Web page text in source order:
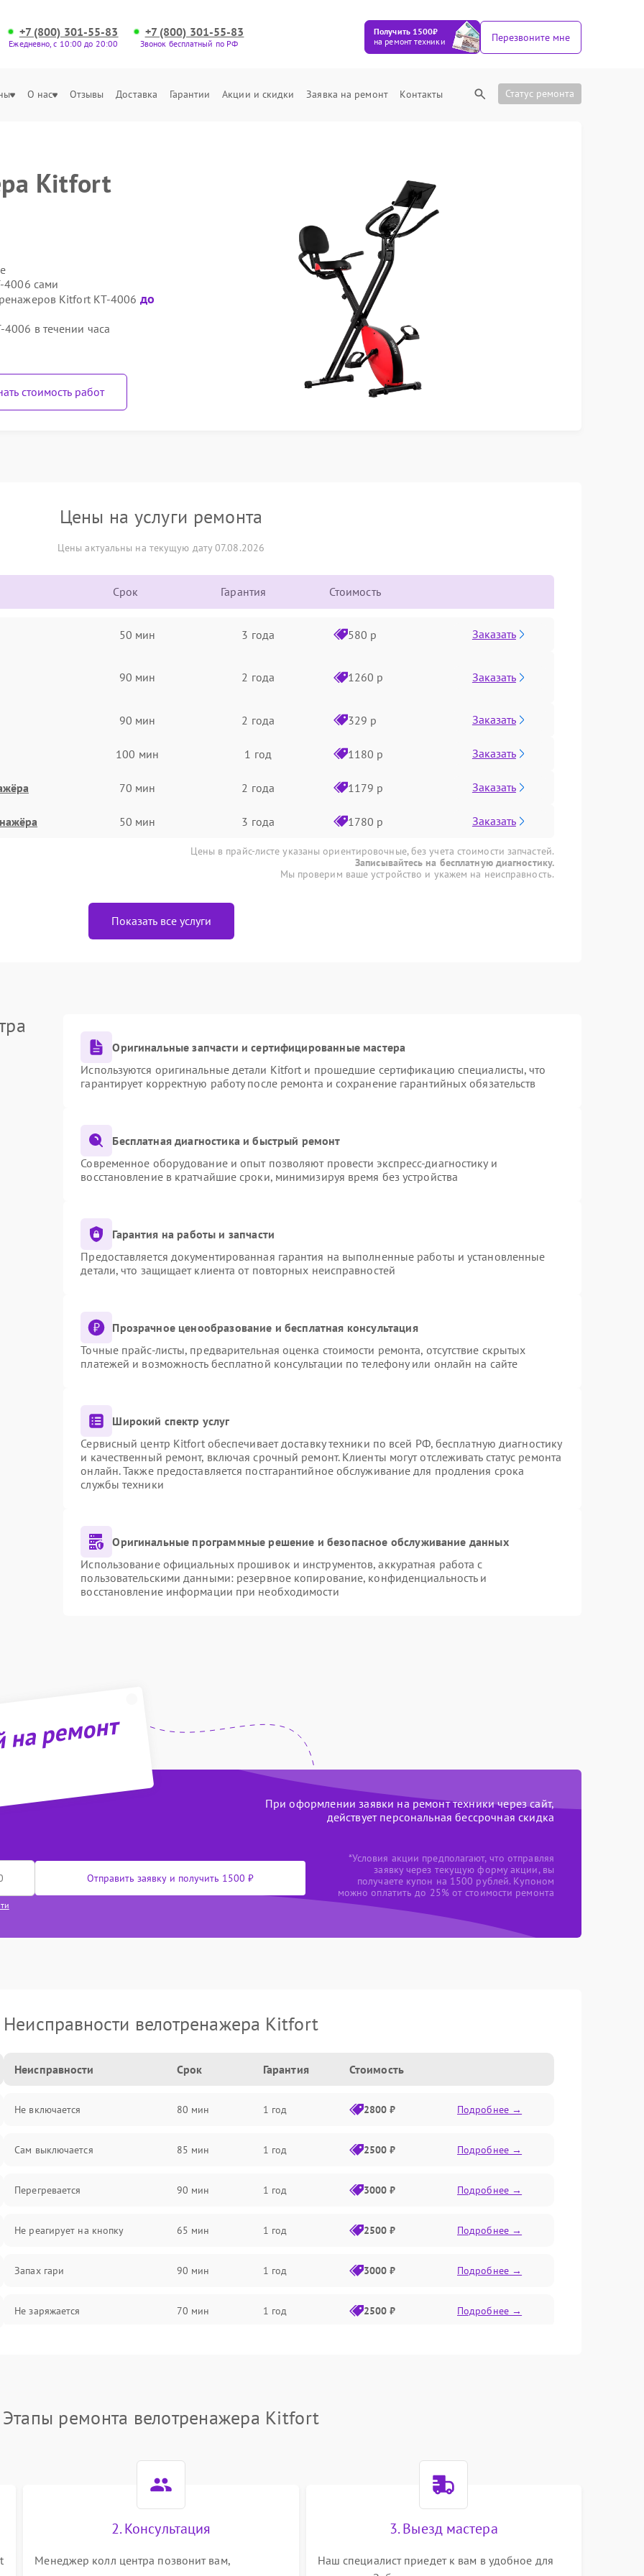
+7 (800) 301-55-83
Ежедневно, с 10:00 до 20:00
+7 (800) 301-55-83
Звонок бесплатный по РФ
Получить 1500₽
на ремонт техники
Перезвоните мне
О нас Отзывы Доставка Гарантии Акции и скидки Заявка на ремонт Контакты Статус ремонта
Kitfort
4006 сами
Kitfort КТ-4006 до
в течении часа
стоимость работ
Цены на услуги ремонта
Цены актуальны на текущую дату 07.08.2026
Срок Гарантия Стоимость
50 мин 3 года 580 р Заказать
90 мин 2 года 1260 р Заказать
90 мин 2 года 329 р Заказать
100 мин 1 год 1180 р Заказать
70 мин 2 года 1179 р Заказать
50 мин 3 года 1780 р Заказать
Цены в прайс-листе указаны ориентировочные, без учета стоимости запчастей.
Записывайтесь на бесплатную диагностику.
Мы проверим ваше устройство и укажем на неисправность.
Показать все услуги
Оригинальные запчасти и сертифицированные мастера
Используются оригинальные детали Kitfort и прошедшие сертификацию специалисты, что
гарантирует корректную работу после ремонта и сохранение гарантийных обязательств
Бесплатная диагностика и быстрый ремонт
Современное оборудование и опыт позволяют провести экспресс-диагностику и
восстановление в кратчайшие сроки, минимизируя время без устройства
Гарантия на работы и запчасти
Предоставляется документированная гарантия на выполненные работы и установленные
детали, что защищает клиента от повторных неисправностей
Прозрачное ценообразование и бесплатная консультация
Точные прайс-листы, предварительная оценка стоимости ремонта, отсутствие скрытых
платежей и возможность бесплатной консультации по телефону или онлайн на сайте
Широкий спектр услуг
Сервисный центр Kitfort обеспечивает доставку техники по всей РФ, бесплатную диагностику
и качественный ремонт, включая срочный ремонт. Клиенты могут отслеживать статус ремонта
онлайн. Также предоставляется постгарантийное обслуживание для продления срока
службы техники
Оригинальные программные решение и безопасное обслуживание данных
Использование официальных прошивок и инструментов, аккуратная работа с
пользовательскими данными: резервное копирование, конфиденциальность и
восстановление информации при необходимости
ремонт
При оформлении заявки на ремонт техники через сайт,
действует персональная бессрочная скидка
Отправить заявку и получить 1500 ₽
*Условия акции предполагают, что отправляя
заявку через текущую форму акции, вы
получаете купон на 1500 рублей. Купоном
можно оплатить до 25% от стоимости ремонта
Неисправности велотренажера Kitfort
Неисправности Срок Гарантия Стоимость
Не включается 80 мин 1 год 2800 ₽ Подробнее →
Сам выключается 85 мин 1 год 2500 ₽ Подробнее →
Перегревается 90 мин 1 год 3000 ₽ Подробнее →
Не реагирует на кнопку 65 мин 1 год 2500 ₽ Подробнее →
Запах гари 90 мин 1 год 3000 ₽ Подробнее →
Не заряжается 70 мин 1 год 2500 ₽ Подробнее →
Сбой блока питания 85 мин
Этапы ремонта велотренажера Kitfort
2. Консультация
Менеджер колл центра позвонит вам,
3. Выезд мастера
Наш специалист приедет к вам в удобное для